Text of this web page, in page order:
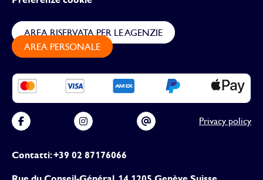
Contatti: +39 02 87176066
AREA RISERVATA PER LE AGENZIE
AREA PERSONALE
Privacy policy